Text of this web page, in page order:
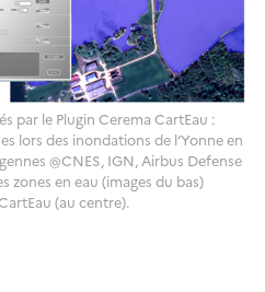
par le Plugin Cerema CartEau :
lors des inondations de l’Yonne en
@CNES, IGN, Airbus Defense
zones en eau (images du bas)
(au centre).